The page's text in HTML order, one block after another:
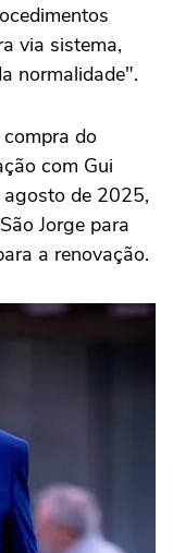
via sistema,
normalidade".
do
com Gui
de 2025,
Jorge para
a renovação.